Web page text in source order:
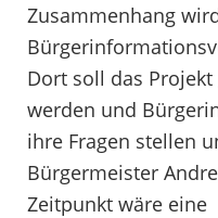
Zusammenhang
Dort soll das
werden und
ihre Fragen stellen
Bürgermeister
Zeitpunkt wäre eine